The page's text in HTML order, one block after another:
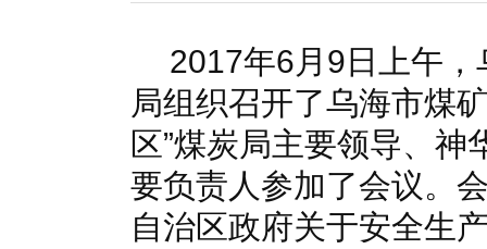
2017年6月9日上午
局组织召开了乌海市煤
区”煤炭局主要领导、
要负责人参加了会议。
自治区政府关于安全生